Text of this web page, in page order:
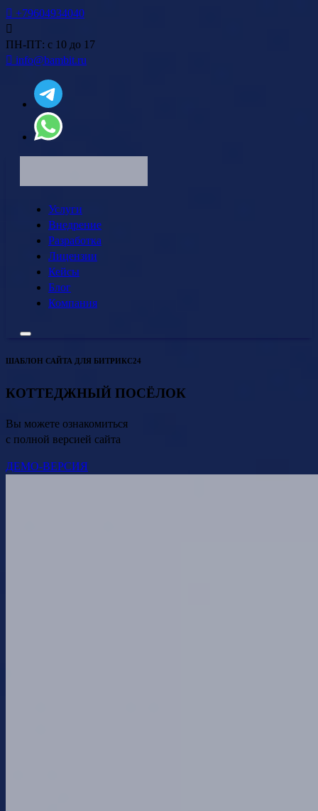
+79604934040
ПН-ПТ: с 10 до 17
info@bambit.ru
Услуги
Внедрение
Разработка
Лицензии
Кейсы
Блог
Компания
ШАБЛОН САЙТА ДЛЯ БИТРИКС24
КОТТЕДЖНЫЙ ПОСЁЛОК
Вы можете ознакомиться
с полной версией сайта
ДЕМО-ВЕРСИЯ